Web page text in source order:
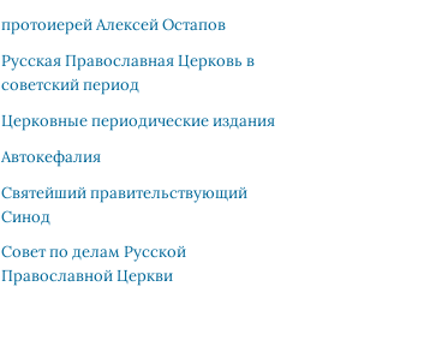
протоиерей Алексей Остапов
Русская Православная Церковь в
советский период
Церковные периодические издания
Автокефалия
Святейший правительствующий
Синод
Совет по делам Русской
Православной Церкви